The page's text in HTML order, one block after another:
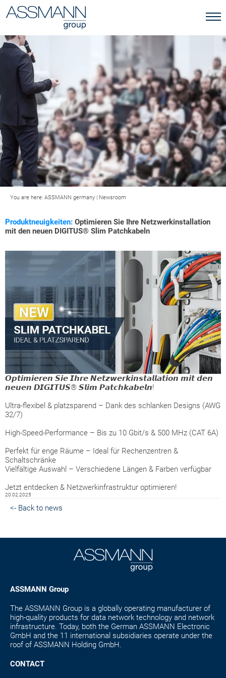
You are here: ASSMANN germany | Newsroom
Produktneuigkeiten: Optimieren Sie Ihre Netzwerkinstallation
mit den neuen DIGITUS® Slim Patchkabeln
𝙊𝙥𝙩𝙞𝙢𝙞𝙚𝙧𝙚𝙣 𝙎𝙞𝙚 𝙄𝙝𝙧𝙚 𝙉𝙚𝙩𝙯𝙬𝙚𝙧𝙠𝙞𝙣𝙨𝙩𝙖𝙡𝙡𝙖𝙩𝙞𝙤𝙣 𝙢𝙞𝙩 𝙙𝙚𝙣
𝙣𝙚𝙪𝙚𝙣 𝘿𝙄𝙂𝙄𝙏𝙐𝙎® 𝙎𝙡𝙞𝙢 𝙋𝙖𝙩𝙘𝙝𝙠𝙖𝙗𝙚𝙡𝙣!
Ultra-flexibel & platzsparend – Dank des schlanken Designs (AWG
32/7)
High-Speed-Performance – Bis zu 10 Gbit/s & 500 MHz (CAT 6A)
Perfekt für enge Räume – Ideal für Rechenzentren &
Schaltschränke
Vielfältige Auswahl – Verschiedene Längen & Farben verfügbar
Jetzt entdecken & Netzwerkinfrastruktur optimieren!
20.02.2025
<- Back to news
ASSMANN Group
The ASSMANN Group is a globally operating manufacturer of
high-quality products for data network technology and network
infrastructure. Today, both the German ASSMANN Electronic
GmbH and the 11 international subsidiaries operate under the
roof of ASSMANN Holding GmbH.
CONTACT